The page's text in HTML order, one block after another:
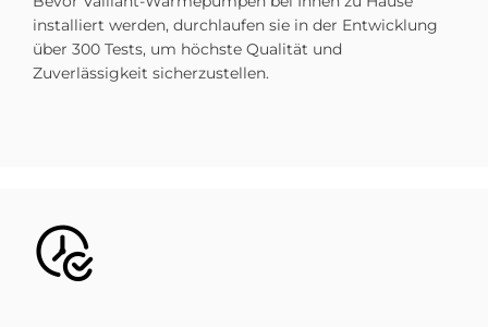
installiert werden, durchlaufen sie in der Entwicklung
über 300 Tests, um höchste Qualität und
Zuverlässigkeit sicherzustellen.
Bild